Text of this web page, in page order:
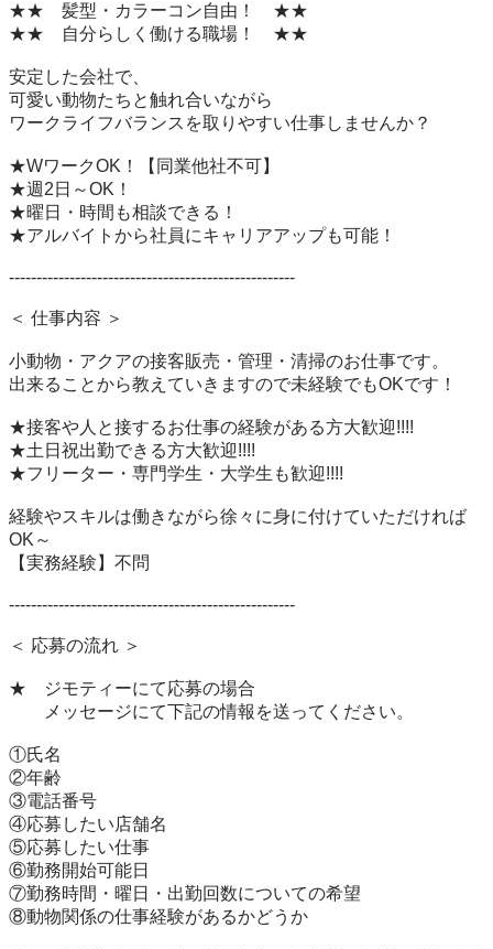
★★　髪型・カラーコン自由！　★★
★★　自分らしく働ける職場！　★★
安定した会社で、
可愛い動物たちと触れ合いながら
ワークライフバランスを取りやすい仕事しませんか？
★WワークOK！【同業他社不可】
★週2日～OK！
★曜日・時間も相談できる！
★アルバイトから社員にキャリアアップも可能！
----------------------------------------------------
＜ 仕事内容 ＞
小動物・アクアの接客販売・管理・清掃のお仕事です。
出来ることから教えていきますので未経験でもOKです！
★接客や人と接するお仕事の経験がある方大歓迎!!!!
★土日祝出勤できる方大歓迎!!!!
★フリーター・専門学生・大学生も歓迎!!!!
経験やスキルは働きながら徐々に身に付けていただければ
OK～
【実務経験】不問
----------------------------------------------------
＜ 応募の流れ ＞
★　ジモティーにて応募の場合
メッセージにて下記の情報を送ってください。
①氏名
②年齢
③電話番号
④応募したい店舗名
⑤応募したい仕事
⑥勤務開始可能日
⑦勤務時間・曜日・出勤回数についての希望
⑧動物関係の仕事経験があるかどうか